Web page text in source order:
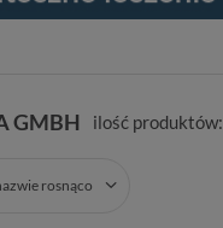
GMBH ilość produktów:
rosnąco